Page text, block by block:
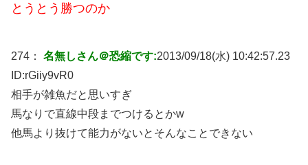
とうとう勝つのか
274： 名無しさん＠恐縮です:2013/09/18(水) 10:42:57.23
ID:rGiiy9vR0
相手が雑魚だと思いすぎ
馬なりで直線中段までつけるとかw
他馬より抜けて能力がないとそんなことできない